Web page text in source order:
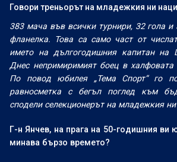
Говори треньорът на младежкия ни
383 мача във всички турнири, 32 гола и
фланелка. Това са само част от
името на дългогодишния капитан на
Днес непримиримият боец в
По повод юбилея „Тема Спорт“ го
равносметка с бегъл поглед към
сподели селекционерът на младежкия
Г-н Янчев, на прага на 50-годишния ви
минава бързо времето?